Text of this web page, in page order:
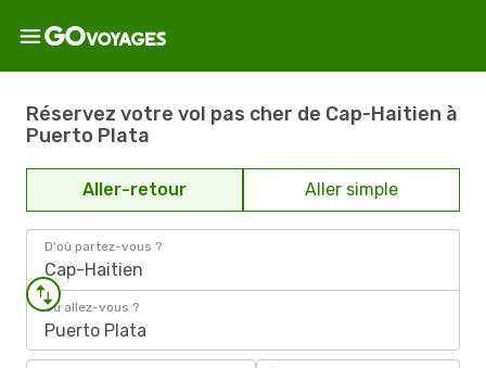
Réservez votre vol pas cher de Cap-Haitien à
Puerto Plata
Aller-retour Aller simple
D'où partez-vous ?
Cap-Haitien
Où allez-vous ?
Puerto Plata